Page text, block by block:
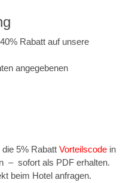
Rabatt auf unsere
angegebenen
5% Rabatt Vorteilscode in
– sofort als PDF erhalten.
beim Hotel anfragen.